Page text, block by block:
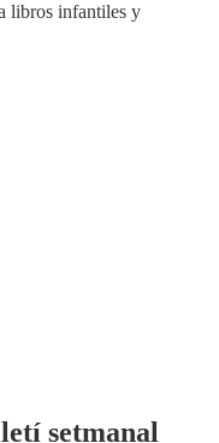
libros infantiles y
setmanal